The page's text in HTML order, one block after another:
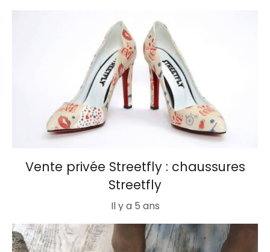
Vente privée Streetfly : chaussures
Streetfly
Il y a 5 ans